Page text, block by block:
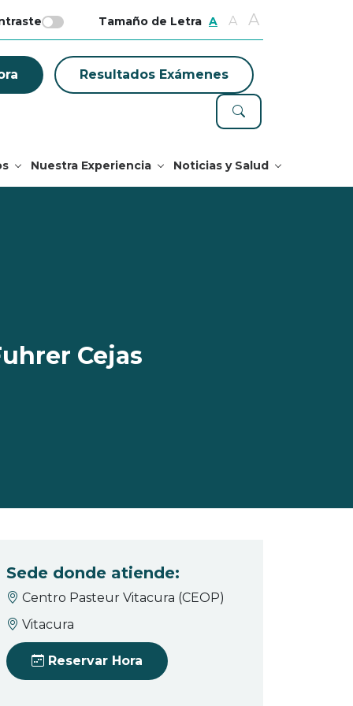
Tamaño de Letra A A A
Resultados Exámenes
Nuestra Experiencia Noticias y Salud
Cejas
Sede donde atiende:
Centro Pasteur Vitacura (CEOP)
Vitacura
Reservar Hora